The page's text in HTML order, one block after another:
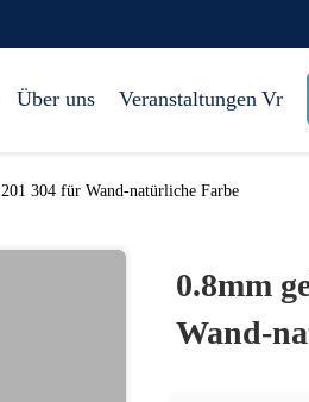
Über uns Veranstaltungen Vr
304 für Wand-natürliche Farbe
0.8mm
Wand-